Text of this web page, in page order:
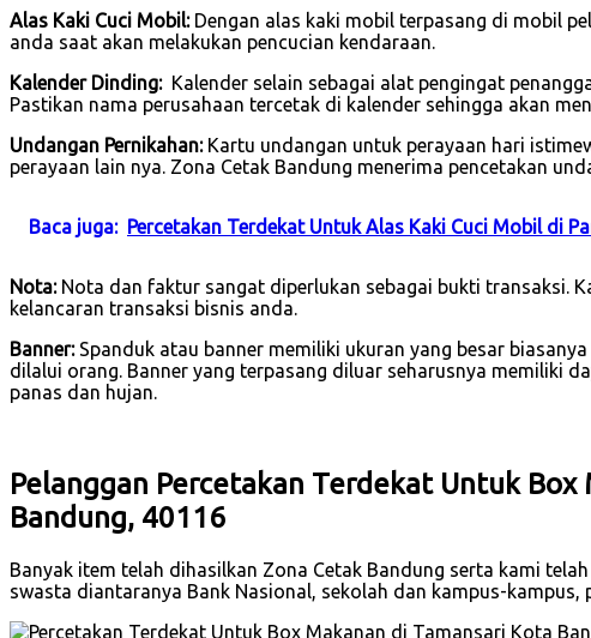
Alas Kaki Cuci Mobil:Dengan alas kaki mobil terpasang di mobil
anda saat akan melakukan pencucian kendaraan.
Kalender Dinding:Kalender selain sebagai alat pengingat
Pastikan nama perusahaan tercetak di kalender sehingga akan
Undangan Pernikahan:Kartu undangan untuk perayaan hari
perayaan lain nya. Zona Cetak Bandung menerima pencetakan
Baca juga: Percetakan Terdekat Untuk Alas Kaki Cuci Mobil di
Nota:Nota dan faktur sangat diperlukan sebagai bukti transaksi.
kelancaran transaksi bisnis anda.
Banner:Spanduk atau banner memiliki ukuran yang besar
dilalui orang. Banner yang terpasang diluar seharusnya memiliki
panas dan hujan.
Pelanggan Percetakan Terdekat Untuk Box
Bandung, 40116
Banyak item telah dihasilkan Zona Cetak Bandung serta kami
swasta diantaranya Bank Nasional, sekolah dan kampus-kampus,